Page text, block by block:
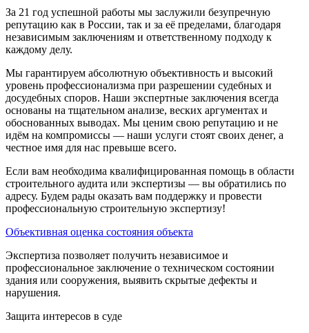
За 21 год успешной работы мы заслужили безупречную
репутацию как в России, так и за её пределами, благодаря
независимым заключениям и ответственному подходу к
каждому делу.
Мы гарантируем абсолютную объективность и высокий
уровень профессионализма при разрешении судебных и
досудебных споров. Наши экспертные заключения всегда
основаны на тщательном анализе, веских аргументах и
обоснованных выводах. Мы ценим свою репутацию и не
идём на компромиссы — наши услуги стоят своих денег, а
честное имя для нас превыше всего.
Если вам необходима квалифицированная помощь в области
строительного аудита или экспертизы — вы обратились по
адресу. Будем рады оказать вам поддержку и провести
профессиональную строительную экспертизу!
Объективная оценка состояния объекта
Экспертиза позволяет получить независимое и
профессиональное заключение о техническом состоянии
здания или сооружения, выявить скрытые дефекты и
нарушения.
Защита интересов в суде